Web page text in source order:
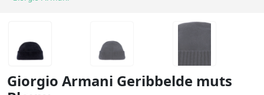
Giorgio Armani Geribbelde muts